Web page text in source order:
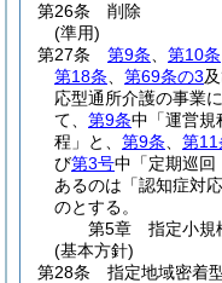
第26条
削除
(準用)
第27条
第9条 第10条
第18条
第69条の3
応型通所介護の事業
て、 第9条中「運営規
程」と、 第9条 第11
び第3号中「定期巡回
あるのは「認知症対
のとする。
第5章
指定小規
(基本方針)
第28条
指定地域密着